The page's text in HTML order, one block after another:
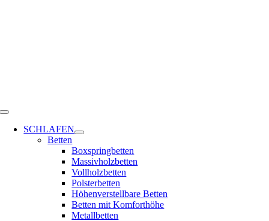
Toggle
NavigationSCHLAFEN
Betten
Boxspringbetten
Massivholzbetten
Vollholzbetten
Polsterbetten
Höhenverstellbare Betten
Betten mit Komforthöhe
Metallbetten